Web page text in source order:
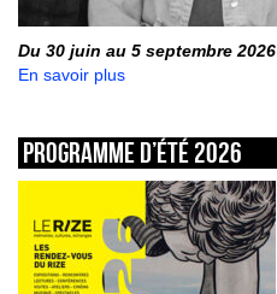
Du 30 juin au 5 septembre 2026
En savoir plus
Programme d’été 2026